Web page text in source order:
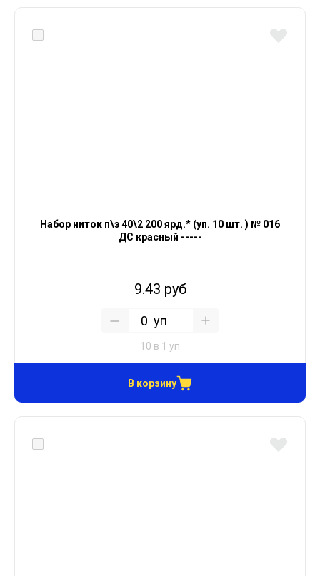
Набор ниток п\э 40\2 200 ярд.* (уп. 10 шт. ) № 016
ДС красный -----
9.43 руб
уп
10 в 1 уп
В корзину